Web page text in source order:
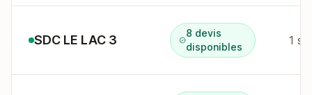
SDC LE LAC 3
8 devis
disponibles
1